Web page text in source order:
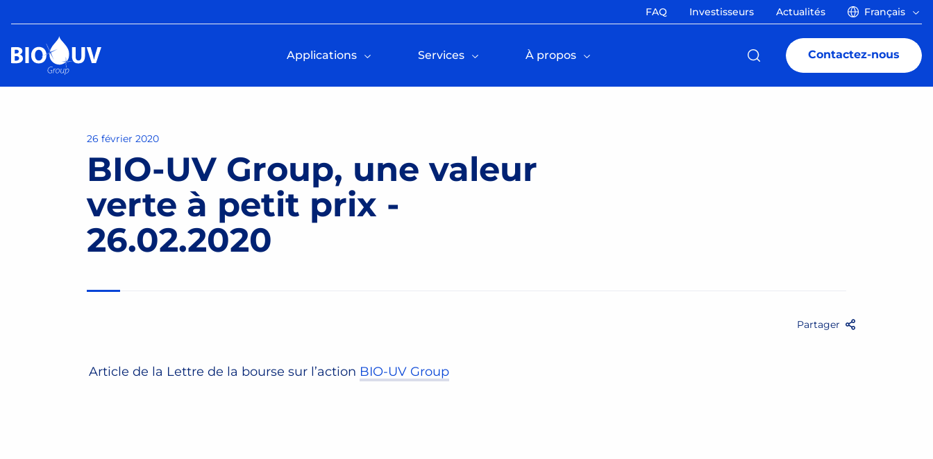
FAQ Investisseurs Actualités Français
Applications Services À propos Contactez-nous
26 février 2020
BIO-UV Group, une valeur
verte à petit prix -
26.02.2020
Partager
Article de la Lettre de la bourse sur l’action BIO-UV Group